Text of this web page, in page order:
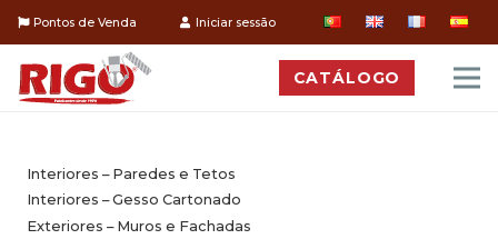
Pontos de Venda Iniciar sessão
CATÁLOGO
Interiores – Paredes e Tetos
Interiores – Gesso Cartonado
Exteriores – Muros e Fachadas